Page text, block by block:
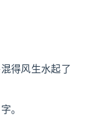
得风生水起了
。